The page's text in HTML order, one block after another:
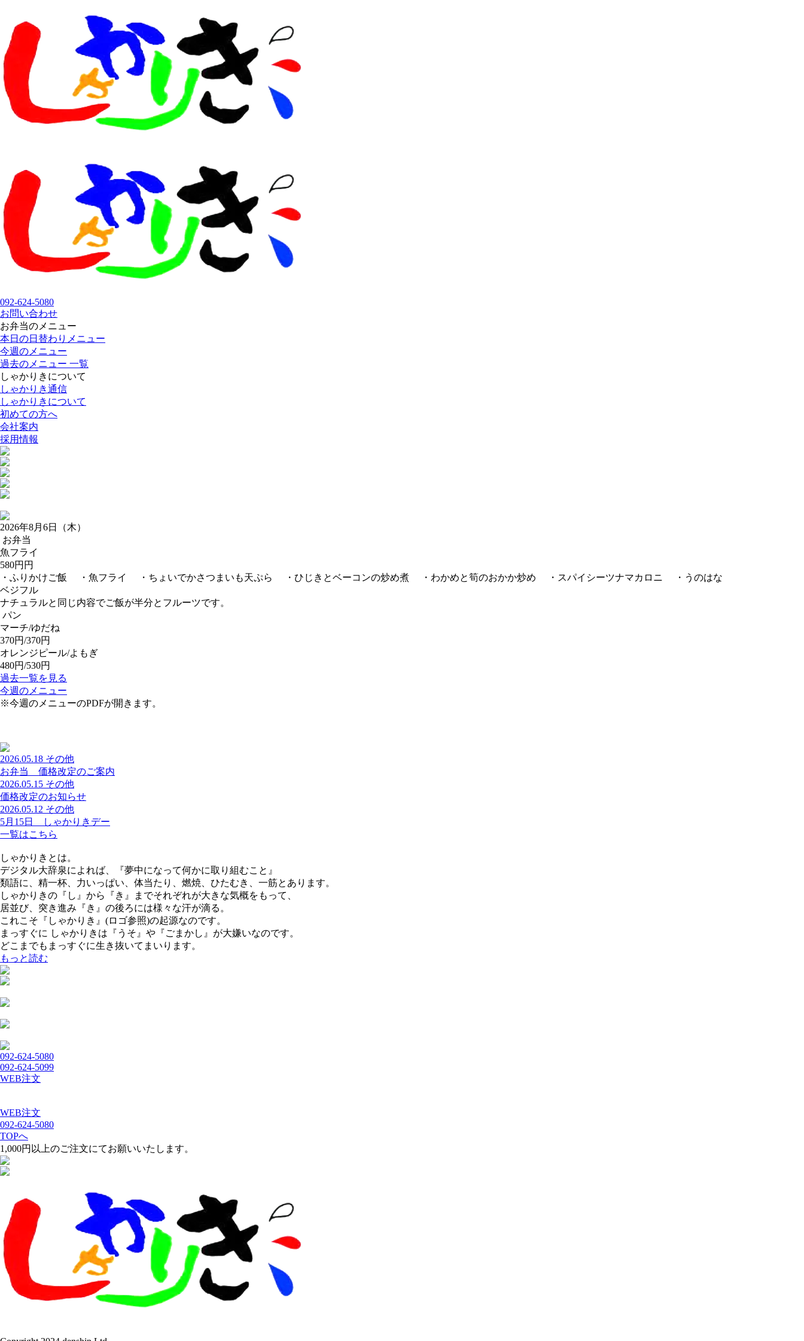
092-624-5080
お問い合わせ
お弁当のメニュー
本日の日替わりメニュー
今週のメニュー
過去のメニュー 一覧
しゃかりきについて
しゃかりき通信
しゃかりきについて
初めての方へ
会社案内
採用情報
2026年8月6日（木）
お弁当
魚フライ
580円円
・ふりかけご飯 ・魚フライ ・ちょいでかさつまいも天ぷら ・ひじきとベーコンの炒め煮 ・わかめと筍のおかか炒め ・スパイシーツナマカロニ ・うのはな
ベジフル
ナチュラルと同じ内容でご飯が半分とフルーツです。
パン
マーチ/ゆだね
370円/370円
オレンジピール/よもぎ
480円/530円
過去一覧を見る
今週のメニュー
※今週のメニューのPDFが開きます。
2026.05.18 その他
お弁当 価格改定のご案内
2026.05.15 その他
価格改定のお知らせ
2026.05.12 その他
5月15日 しゃかりきデー
一覧はこちら
しゃかりきとは。
デジタル大辞泉によれば、『夢中になって何かに取り組むこと』
類語に、精一杯、力いっぱい、体当たり、燃焼、ひたむき、一筋とあります。
しゃかりきの『し』から『き』までそれぞれが大きな気概をもって、
居並び、突き進み『き』の後ろには様々な汗が滴る。
これこそ『しゃかりき』(ロゴ参照)の起源なのです。
まっすぐに しゃかりきは『うそ』や『ごまかし』が大嫌いなのです。
どこまでもまっすぐに生き抜いてまいります。
もっと読む
092-624-5080
092-624-5099
WEB注文
WEB注文
092-624-5080
TOPへ
1,000円以上のご注文にてお願いいたします。